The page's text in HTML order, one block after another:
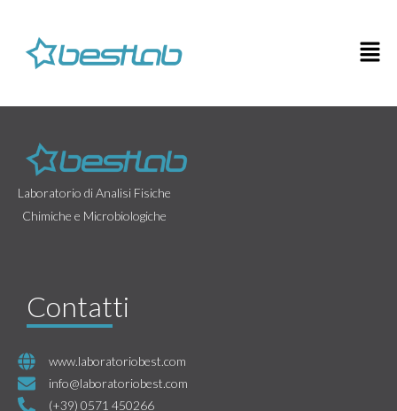
Laboratorio di Analisi Fisiche
Chimiche e Microbiologiche
Contatti
www.laboratoriobest.com
info@laboratoriobest.com
(+39) 0571 450266